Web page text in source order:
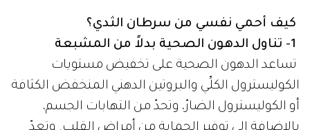
كيف أحمي نفسي من سرطان الثدي؟
تساعد الدهون الصحية على تخفيض مستويات
الكوليسترول الكلِّي والبروتين الدهني المنخفض الكثافة
أو الكوليسترول الضارّ، وتحدّ من التهابات الجسم،